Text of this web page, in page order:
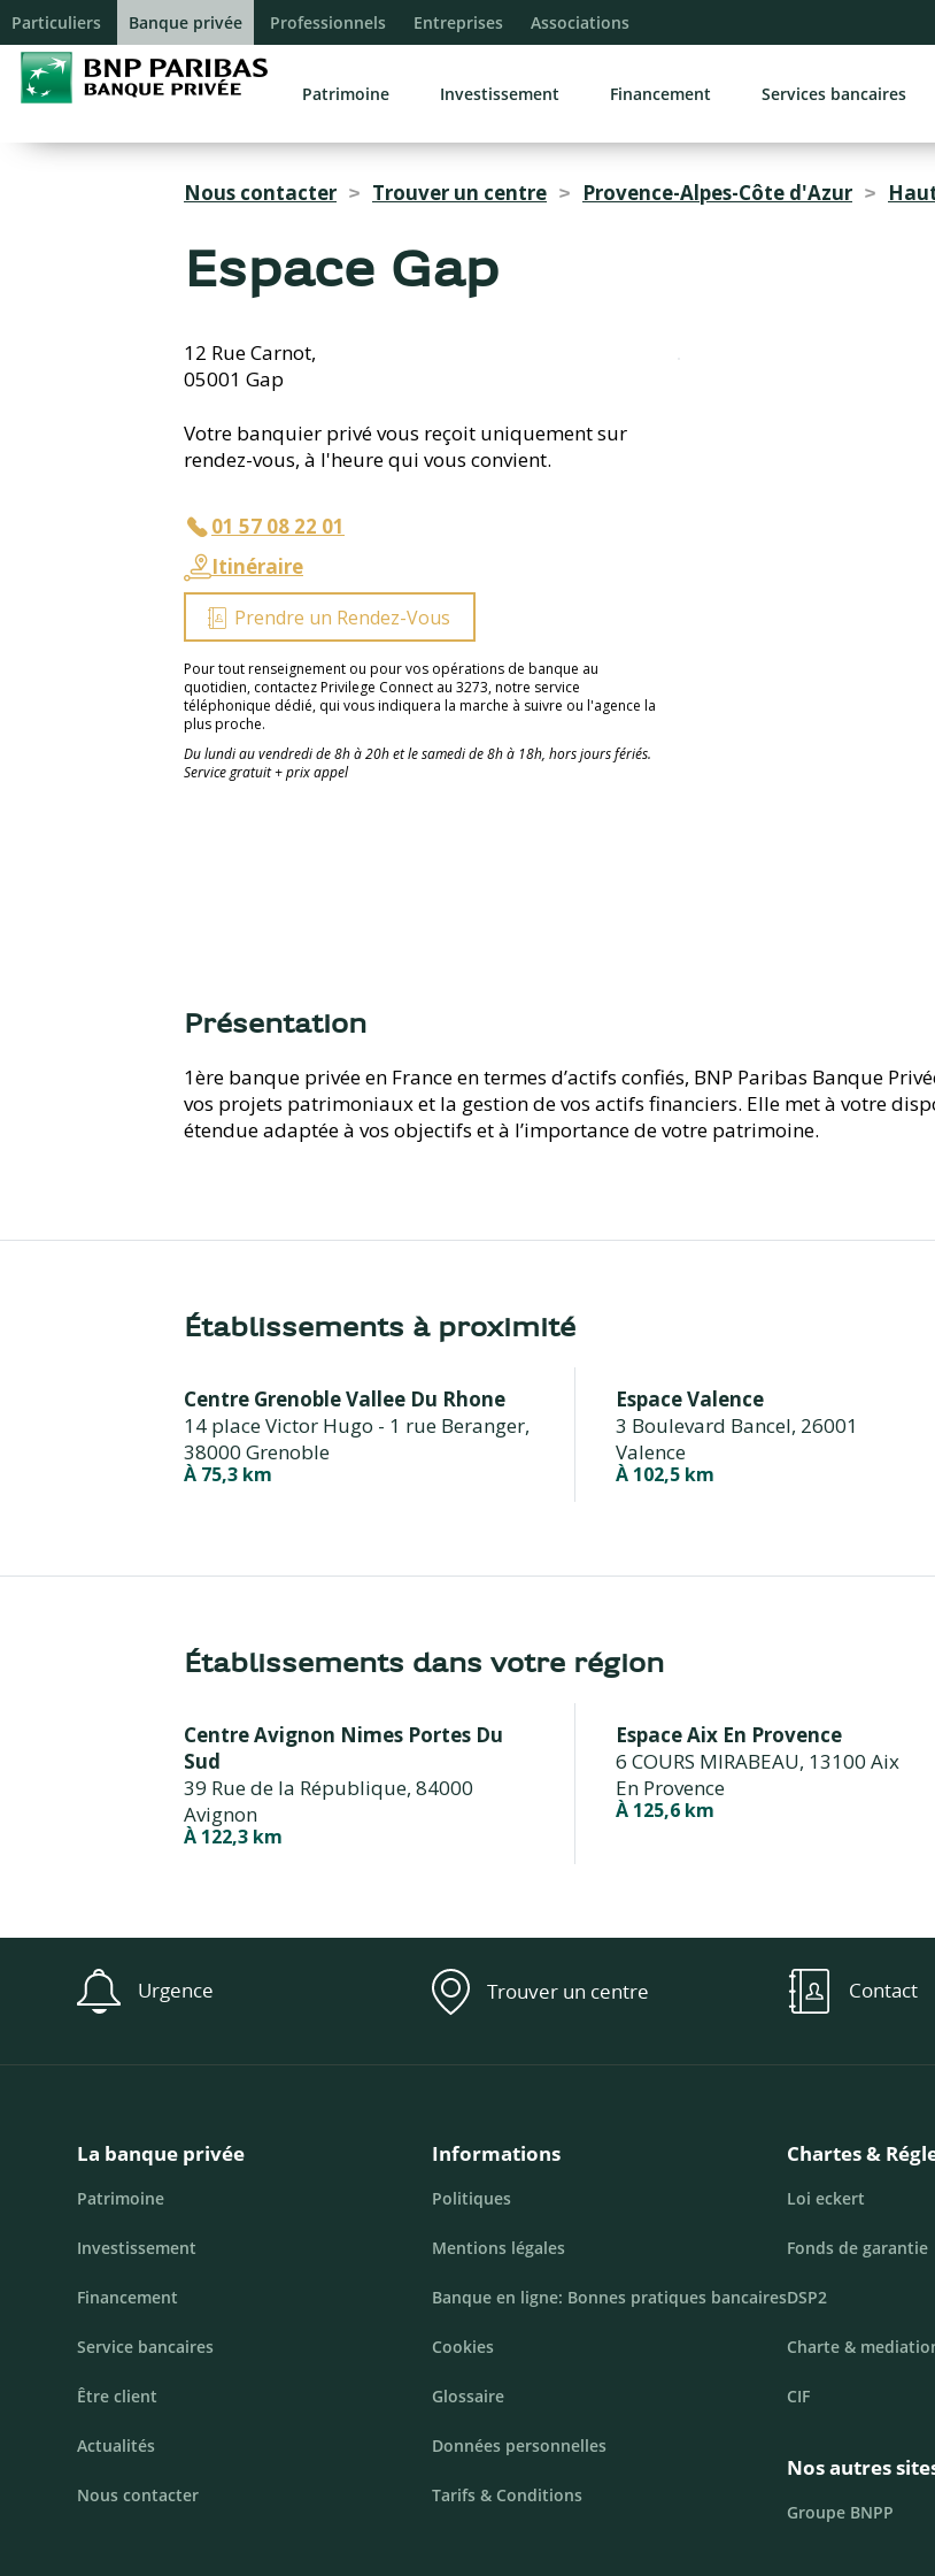
Navigation principale
Particuliers Banque privée Professionnels Entreprises Associations
Patrimoine Investissement Financement Services bancaires
Nous contacter > Trouver un centre > Provence-Alpes-Côte d'Azur >
Espace Gap
12 Rue Carnot,
05001 Gap
Votre banquier privé vous reçoit uniquement sur
rendez-vous, à l'heure qui vous convient.
01 57 08 22 01
Itinéraire
Prendre un Rendez-Vous
Pour tout renseignement ou pour vos opérations de banque au
quotidien, contactez Privilege Connect au 3273, notre service
téléphonique dédié, qui vous indiquera la marche à suivre ou l'agence la
plus proche.
Du lundi au vendredi de 8h à 20h et le samedi de 8h à 18h, hors jours fériés.
Service gratuit + prix appel
Présentation
1ère banque privée en France en termes d’actifs confiés, BNP Paribas Banque
vos projets patrimoniaux et la gestion de vos actifs financiers. Elle met à votre
étendue adaptée à vos objectifs et à l’importance de votre patrimoine.
Établissements à proximité
Centre Grenoble Vallee Du Rhone
14 place Victor Hugo - 1 rue Beranger,
38000 Grenoble
À 75,3 km
Espace Valence
3 Boulevard Bancel, 26001
Valence
À 102,5 km
Établissements dans votre région
Centre Avignon Nimes Portes Du
Sud
39 Rue de la République, 84000
Avignon
À 122,3 km
Espace Aix En Provence
6 COURS MIRABEAU, 13100 Aix
En Provence
À 125,6 km
Urgence Trouver un centre Contact
La banque privée
Patrimoine
Investissement
Financement
Service bancaires
Être client
Actualités
Nous contacter
Informations
Politiques
Mentions légales
Banque en ligne: Bonnes pratiques bancaires
Cookies
Glossaire
Données personnelles
Tarifs & Conditions
Chartes &
Loi eckert
Fonds de garantie
DSP2
Charte &
CIF
Nos autres
Groupe BNPP